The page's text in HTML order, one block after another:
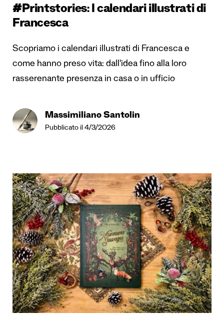
#Printstories: I calendari illustrati di
Francesca
Scopriamo i calendari illustrati di Francesca e
come hanno preso vita: dall'idea fino alla loro
rasserenante presenza in casa o in ufficio
Massimiliano Santolin
Pubblicato il 4/3/2026